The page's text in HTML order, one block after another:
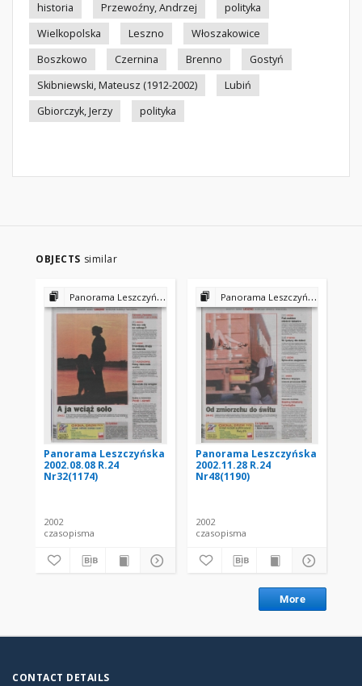
historia
Przewoźny, Andrzej
polityka
Wielkopolska
Leszno
Włoszakowice
Boszkowo
Czernina Brenno
Gostyń
Skibniewski, Mateusz (1912-2002)
Lubiń
Gbiorczyk, Jerzy
polityka
OBJECTS similar
Panorama Leszczyńska 2002
Panorama Leszczyńska
2002.08.08 R.24
Nr32(1174)
2002
czasopisma
Panorama Leszczyńska 2002
Panorama Leszczyńska
2002.11.28 R.24
Nr48(1190)
2002
czasopisma
More
CONTACT DETAILS